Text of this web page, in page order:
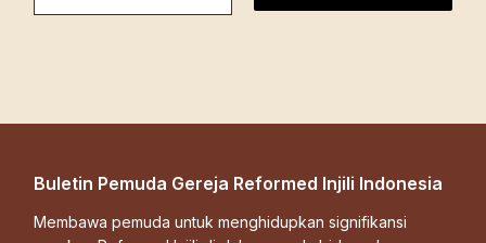
Buletin Pemuda Gereja Reformed Injili Indonesia
Membawa pemuda untuk menghidupkan signifikansi